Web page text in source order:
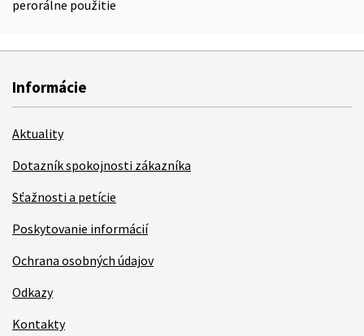
perorálne použitie
Informácie
Aktuality
Dotazník spokojnosti zákazníka
Sťažnosti a petície
Poskytovanie informácií
Ochrana osobných údajov
Odkazy
Kontakty